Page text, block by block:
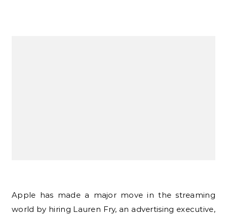
Apple has made a major move in the streaming
world by hiring Lauren Fry, an advertising executive,